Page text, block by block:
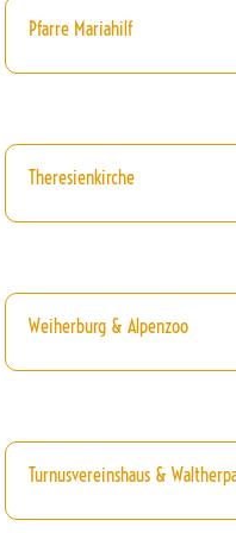
Pfarre Mariahilf
Theresienkirche
Weiherburg & Alpenzoo
Turnusvereinshaus &